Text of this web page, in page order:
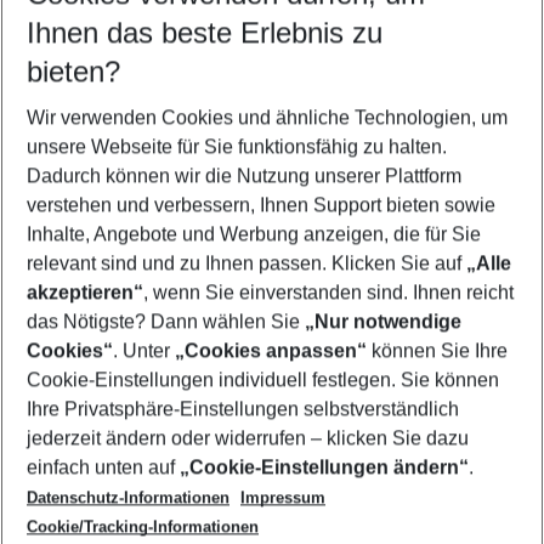
Reisezeitraum wählen
10.08.26– 08.08.27 5-8 Nächte
2 Erwachsene Keine Kinder
Mehr Filter anzeigen
Footer
Footer navigation
Über uns
AGB
Cookie-Einstellungen ändern
Cookie-Richtlinie
Datenschutz
Service & Hilfe
Barrierefreies Reisen
Check-in
Folgen Sie uns
Ihnen das beste Erlebnis zu
bieten?
Wir verwenden Cookies und ähnliche Technologien, um
unsere Webseite für Sie funktionsfähig zu halten.
Dadurch können wir die Nutzung unserer Plattform
verstehen und verbessern, Ihnen Support bieten sowie
Inhalte, Angebote und Werbung anzeigen, die für Sie
relevant sind und zu Ihnen passen. Klicken Sie auf „Alle
akzeptieren“, wenn Sie einverstanden sind. Ihnen reicht
das Nötigste? Dann wählen Sie „Nur notwendige
Cookies“. Unter „Cookies anpassen“ können Sie Ihre
Cookie-Einstellungen individuell festlegen. Sie können
Ihre Privatsphäre-Einstellungen selbstverständlich
jederzeit ändern oder widerrufen – klicken Sie dazu
einfach unten auf „Cookie-Einstellungen ändern“.
Datenschutz-Informationen
Impressum
Cookie/Tracking-Informationen